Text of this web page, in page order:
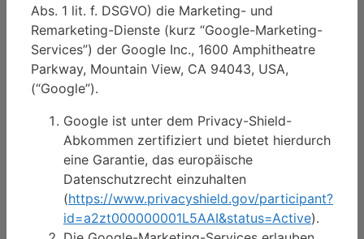
Abs. 1 lit. f. DSGVO) die Marketing- und
Remarketing-Dienste (kurz “Google-Marketing-
Services”) der Google Inc., 1600 Amphitheatre
Parkway, Mountain View, CA 94043, USA,
(“Google”).
Google ist unter dem Privacy-Shield-
Abkommen zertifiziert und bietet hierdurch
eine Garantie, das europäische
Datenschutzrecht einzuhalten
(https://www.privacyshield.gov/participant?
id=a2zt000000001L5AAI&status=Active).